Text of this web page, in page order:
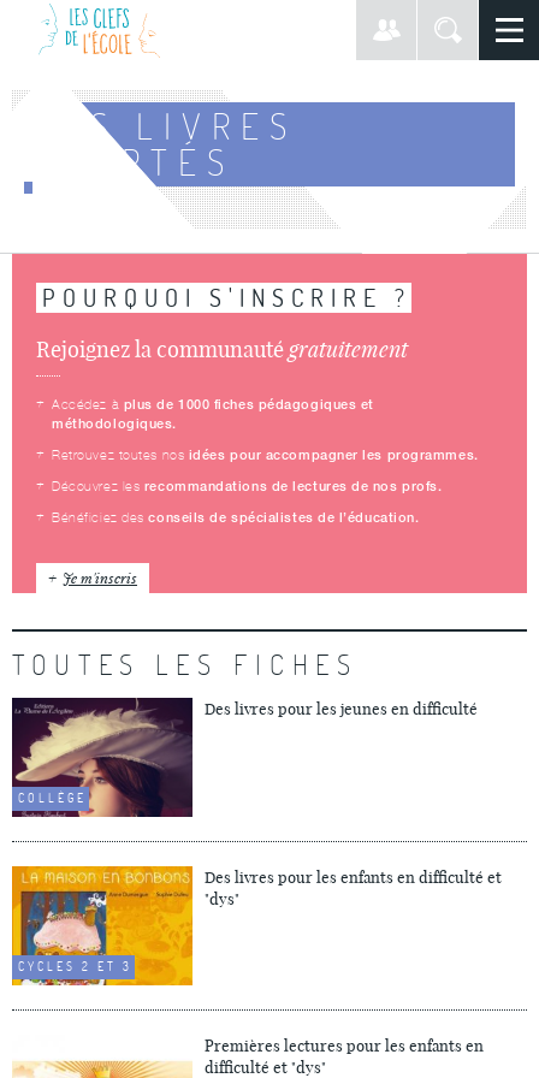
DES LIVRES
ADAPTÉS
POURQUOI S'INSCRIRE ?
Rejoignez la communautégratuitement
Accédez à plus de 1000 fiches pédagogiques et
méthodologiques.
Retrouvez toutes nos idées pour accompagner les programmes.
Découvrez les recommandations de lectures de nos profs.
Bénéficiez desconseils de spécialistes de l’éducation.
Je m'inscris
TOUTES LES FICHES
COLLÈGE
Des livres pour les jeunes en difficulté
CYCLES 2 ET 3
Des livres pour les enfants en difficulté et
"dys"
Premières lectures pour les enfants en
difficulté et "dys"